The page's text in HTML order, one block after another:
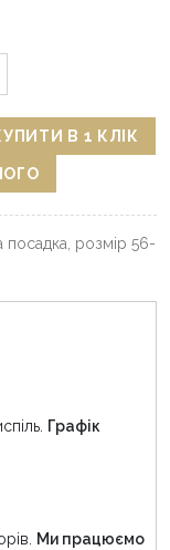
В 1 КЛІК
посадка, розмір 56-
Графік
Ми працюємо